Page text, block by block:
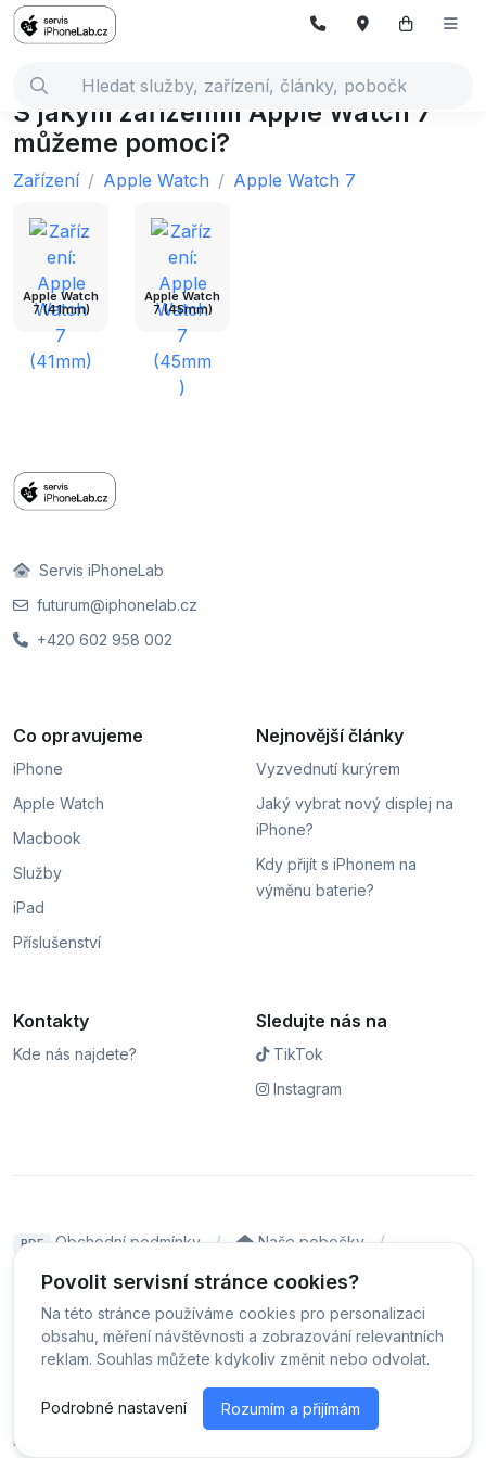
S jakým zařízením Apple Watch 7
můžeme pomoci?
Zařízení Apple Watch Apple Watch 7
Apple Watch
7 (41mm)
Apple Watch
7 (45mm)
Povolit servisní stránce cookies?
Na této stránce používáme cookies pro personalizaci
obsahu, měření návštěvnosti a zobrazování relevantních
reklam. Souhlas můžete kdykoliv změnit nebo odvolat.
Podrobné nastavení Rozumím a přijímám
Servis iPhoneLab
futurum@iphonelab.cz
+420 602 958 002
Co opravujeme
iPhone
Apple Watch
Macbook
Služby
iPad
Příslušenství
Nejnovější články
Vyzvednutí kurýrem
Jaký vybrat nový displej na
iPhone?
Kdy přijít s iPhonem na
výměnu baterie?
Kontakty
Kde nás najdete?
Sledujte nás na
TikTok
Instagram
PDF Obchodní podmínky
Naše pobočky
Čeština
© Servis iPhoneLab - 2026 - Všechna práva vyhrazena.
Změnit preference cookies
Běžíme na